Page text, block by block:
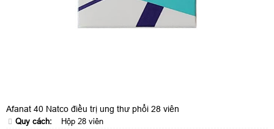
Afanat 40 Natco điều trị ung thư phổi 28 viên
Quy cách:
Hộp 28 viên